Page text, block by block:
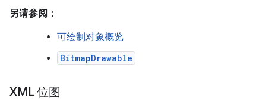
另请参阅：
可绘制对象概览
BitmapDrawable
XML 位图